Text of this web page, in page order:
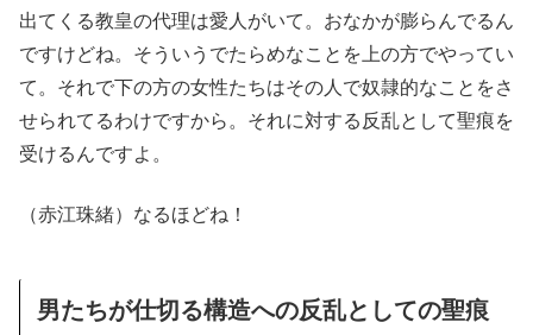
出てくる教皇の代理は愛人がいて。おなかが膨らんでるん
ですけどね。そういうでたらめなことを上の方でやってい
て。それで下の方の女性たちはその人で奴隷的なことをさ
せられてるわけですから。それに対する反乱として聖痕を
受けるんですよ。
（赤江珠緒）なるほどね！
男たちが仕切る構造への反乱としての聖痕